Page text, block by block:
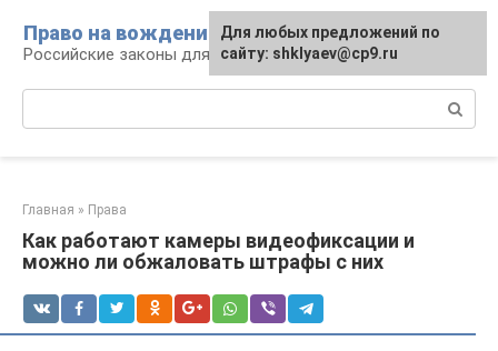
контенту
Право на вождение
Российские законы для автомобилистов
Главная » Права
Как работают камеры видеофиксации и
можно ли обжаловать штрафы с них
Для любых предложений по
сайту: shklyaev@cp9.ru